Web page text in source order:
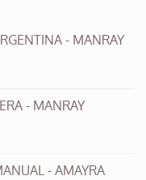
- MANRAY
- MANRAY
- AMAYRA